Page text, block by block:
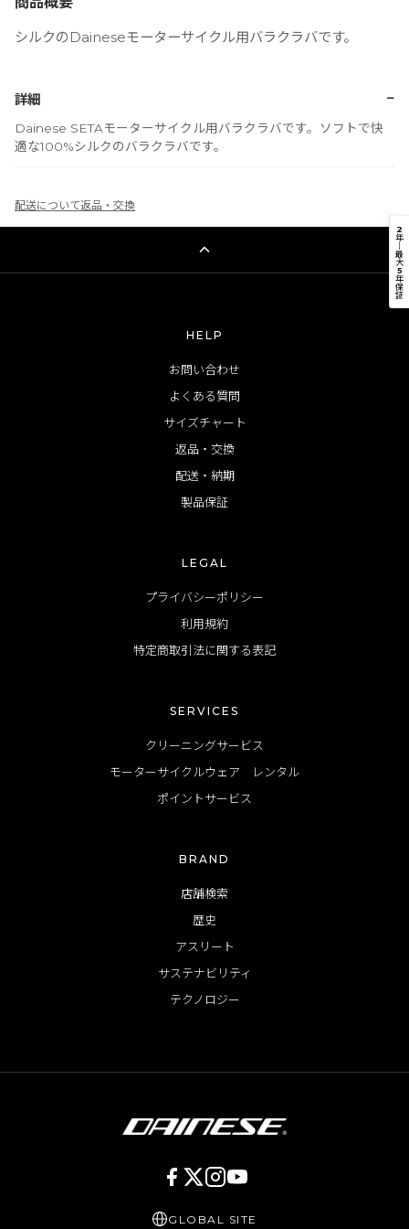
シルクのDaineseモーターサイクル用バラクラバです。
詳細 −
Dainese SETAモーターサイクル用バラクラバです。ソフトで快
適な100%シルクのバラクラバです。
配送について返品・交換
2
年
｜
最
大
5
年
保
証
HELP
お問い合わせ
よくある質問
サイズチャート
返品・交換
配送・納期
製品保証
LEGAL
プライバシーポリシー
利用規約
特定商取引法に関する表記
SERVICES
クリーニングサービス
モーターサイクルウェア レンタル
ポイントサービス
BRAND
店舗検索
歴史
アスリート
サステナビリティ
テクノロジー
GLOBAL SITE